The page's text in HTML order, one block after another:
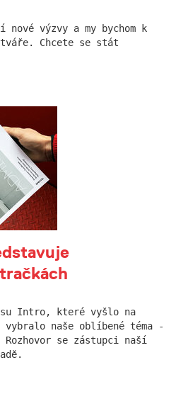
nové výzvy a my bychom k
Chcete se stát
Intro, které vyšlo na
naše oblíbené téma -
se zástupci naší